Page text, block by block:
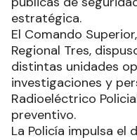
estratégica.
El Comando
Regional Tres,
distintas unidades
investigaciones y
Radioeléctrico
preventivo.
La Policía impulsa el